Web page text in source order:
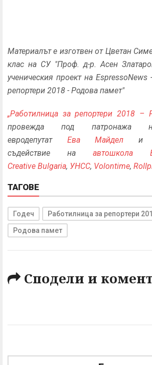
Материалът е изготвен от Цветан
клас на СУ "Проф. д-р. Асен
ученическия проект на
репортери 2018 - Родова памет"
„Работилница за репортери 2018 –
провежда под патронажа
евродепутатЕва Майдел и с
съдействие на автошкола
Creative Bulgaria, УНСС, Volontime,
ТАГОВЕ
Годеч Работилница за репортери
Родова памет
Сподели и